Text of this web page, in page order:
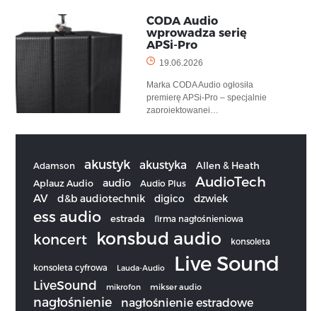
CODA Audio
wprowadza serię
APSi-Pro
19.06.2026
Marka CODA Audio ogłosiła
premierę APSi-Pro – specjalnie
zaprojektowanej…
Adamson akustyk akustyka Allen & Heath
Aplauz Audio audio Audio Plus AudioTech
AV d&b audiotechnik digico dzwiek
ess audio estrada firma nagłośnieniowa
koncert konsbud audio konsoleta
konsoleta cyfrowa Lauda-Audio Live Sound
LiveSound mikrofon mikser audio
nagłośnienie nagłośnienie estradowe